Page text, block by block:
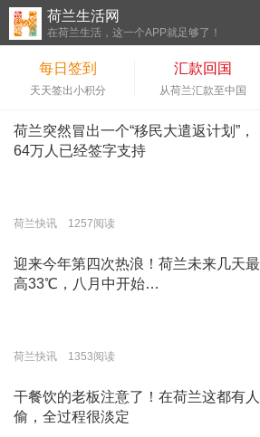
荷兰生活网
在荷兰生活，这一个APP就足够了！
每日签到
天天签出小积分
汇款回国
从荷兰汇款至中国
荷兰突然冒出一个“移民大遣返计划”，
64万人已经签字支持
荷兰快讯 1257阅读
迎来今年第四次热浪！荷兰未来几天最
高33℃，八月中开始…
荷兰快讯 1353阅读
干餐饮的老板注意了！在荷兰这都有人
偷，全过程很淡定